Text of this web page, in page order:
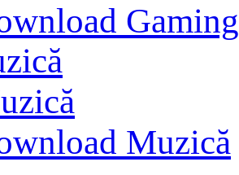
Gaming
Muzică